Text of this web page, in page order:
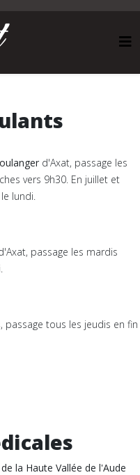
d'Axat, passage les
vers 9h30. En juillet et
lundi.
passage les mardis
passage tous les jeudis en fin
la Haute Vallée de l'Aude